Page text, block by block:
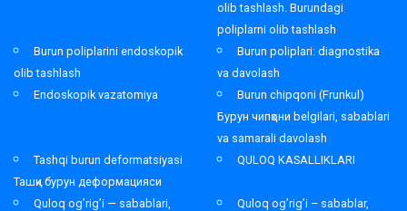
olib tashlash. Burundagi
poliplarni olib tashlash
Burun poliplarini endoskopik
olib tashlash
Burun poliplari: diagnostika
va davolash
Endoskopik vazatomiya
Burun chipqoni (Frunkul)
Бурун чипқони belgilari, sabablari
va samarali davolash
Tashqi burun deformatsiyasi
Ташқи бурун деформацияси
QULOQ KASALLIKLARI
Quloq og’rig’i — sabablari,
Quloq og’rig’i – sabablar,